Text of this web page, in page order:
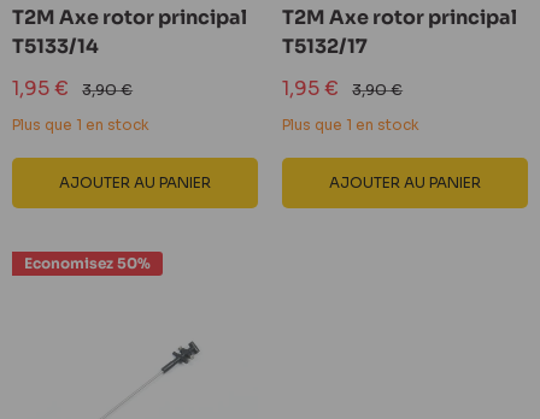
T2M Axe rotor principal
T5133/14
Prix
réduit
1,95 € Prix
normal
3,90 €
Plus que 1 en stock
AJOUTER AU PANIER
T2M Axe rotor principal
T5132/17
Prix
réduit
1,95 € Prix
normal
3,90 €
Plus que 1 en stock
AJOUTER AU PANIER
Economisez 50%